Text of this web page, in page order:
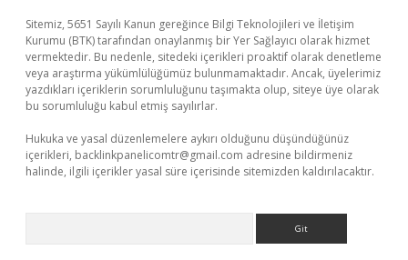
Sitemiz, 5651 Sayılı Kanun gereğince Bilgi Teknolojileri ve İletişim
Kurumu (BTK) tarafından onaylanmış bir Yer Sağlayıcı olarak hizmet
vermektedir. Bu nedenle, sitedeki içerikleri proaktif olarak denetleme
veya araştırma yükümlülüğümüz bulunmamaktadır. Ancak, üyelerimiz
yazdıkları içeriklerin sorumluluğunu taşımakta olup, siteye üye olarak
bu sorumluluğu kabul etmiş sayılırlar.
Hukuka ve yasal düzenlemelere aykırı olduğunu düşündüğünüz
içerikleri, backlinkpanelicomtr@gmail.com adresine bildirmeniz
halinde, ilgili içerikler yasal süre içerisinde sitemizden kaldırılacaktır.